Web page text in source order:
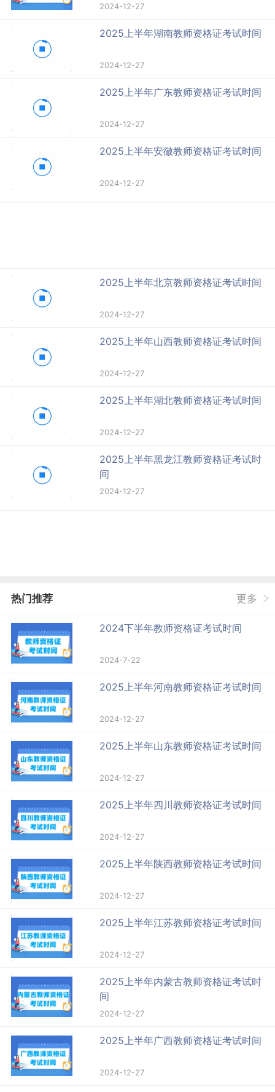
2024-12-27
2025上半年湖南教师资格证考试时间
2024-12-27
2025上半年广东教师资格证考试时间
2024-12-27
2025上半年安徽教师资格证考试时间
2024-12-27
2025上半年北京教师资格证考试时间
2024-12-27
2025上半年山西教师资格证考试时间
2024-12-27
2025上半年湖北教师资格证考试时间
2024-12-27
2025上半年黑龙江教师资格证考试时
间
2024-12-27
热门推荐 更多
2024下半年教师资格证考试时间
2024-7-22
2025上半年河南教师资格证考试时间
2024-12-27
2025上半年山东教师资格证考试时间
2024-12-27
2025上半年四川教师资格证考试时间
2024-12-27
2025上半年陕西教师资格证考试时间
2024-12-27
2025上半年江苏教师资格证考试时间
2024-12-27
2025上半年内蒙古教师资格证考试时
间
2024-12-27
2025上半年广西教师资格证考试时间
2024-12-27